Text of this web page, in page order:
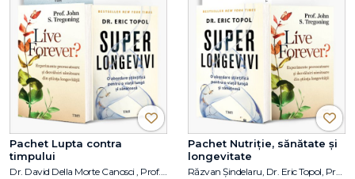
Pachet Lupta contra
timpului
Dr. David Della Morte Canosci , Prof. John S. Tregoning, Dr. Eric Topol
Pachet Nutriție, sănătate și
longevitate
Răzvan Șindelaru, Dr. Eric Topol, Prof. John S. Tregoning